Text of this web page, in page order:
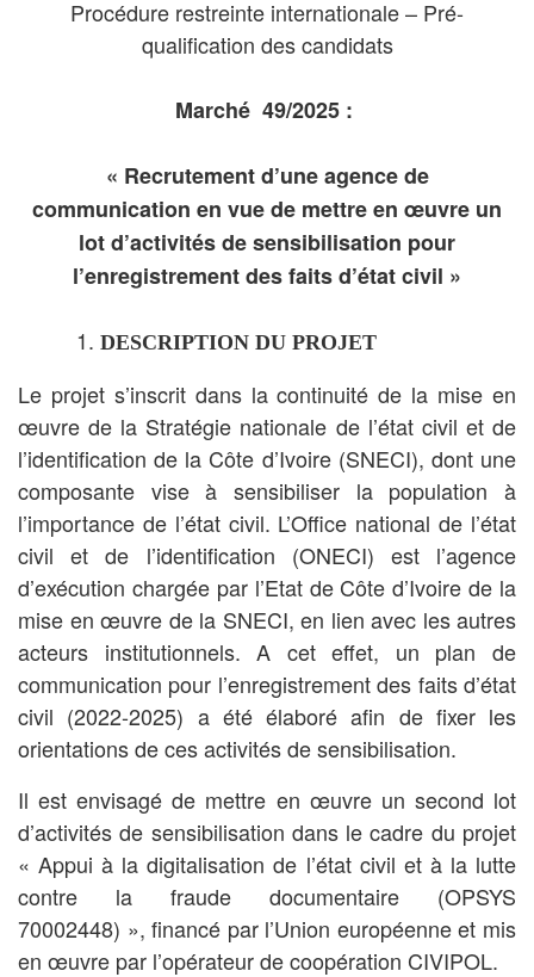
Procédure restreinte internationale – Pré-
qualification des candidats
Marché 49/2025 :
« Recrutement d’une agence de
communication en vue de mettre en œuvre un
lot d’activités de sensibilisation pour
l’enregistrement des faits d’état civil »
DESCRIPTION DU PROJET
Le projet s’inscrit dans la continuité de la mise en
œuvre de la Stratégie nationale de l’état civil et de
l’identification de la Côte d’Ivoire (SNECI), dont une
composante vise à sensibiliser la population à
l’importance de l’état civil. L’Office national de l’état
civil et de l’identification (ONECI) est l’agence
d’exécution chargée par l’Etat de Côte d’Ivoire de la
mise en œuvre de la SNECI, en lien avec les autres
acteurs institutionnels. A cet effet, un plan de
communication pour l’enregistrement des faits d’état
civil (2022-2025) a été élaboré afin de fixer les
orientations de ces activités de sensibilisation.
Il est envisagé de mettre en œuvre un second lot
d’activités de sensibilisation dans le cadre du projet
« Appui à la digitalisation de l’état civil et à la lutte
contre la fraude documentaire (OPSYS
70002448) », financé par l’Union européenne et mis
en œuvre par l’opérateur de coopération CIVIPOL.